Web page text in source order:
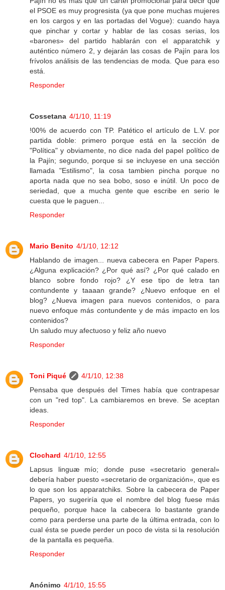
el PSOE es muy progresista (ya que pone muchas mujeres
en los cargos y en las portadas del Vogue): cuando haya
que pinchar y cortar y hablar de las cosas serias, los
«barones» del partido hablarán con el apparatchik y
auténtico número 2, y dejarán las cosas de Pajín para los
frívolos análisis de las tendencias de moda. Que para eso
está.
Responder
Cossetana 4/1/10, 11:19
!00% de acuerdo con TP. Patético el artículo de L.V. por
partida doble: primero porque está en la sección de
"Política" y obviamente, no dice nada del papel político de
la Pajín; segundo, porque si se incluyese en una sección
llamada "Estilismo", la cosa tambien pincha porque no
aporta nada que no sea bobo, soso e inútil. Un poco de
seriedad, que a mucha gente que escribe en serio le
cuesta que le paguen...
Responder
Mario Benito 4/1/10, 12:12
Hablando de imagen... nueva cabecera en Paper Papers.
¿Alguna explicación? ¿Por qué así? ¿Por qué calado en
blanco sobre fondo rojo? ¿Y ese tipo de letra tan
contundente y taaaan grande? ¿Nuevo enfoque en el
blog? ¿Nueva imagen para nuevos contenidos, o para
nuevo enfoque más contundente y de más impacto en los
contenidos?
Un saludo muy afectuoso y feliz año nuevo
Responder
Toni Piqué
4/1/10, 12:38
Pensaba que después del Times había que contrapesar
con un "red top". La cambiaremos en breve. Se aceptan
ideas.
Responder
Clochard 4/1/10, 12:55
Lapsus linguæ mío; donde puse «secretario general»
debería haber puesto «secretario de organización», que es
lo que son los apparatchiks. Sobre la cabecera de Paper
Papers, yo sugeriría que el nombre del blog fuese más
pequeño, porque hace la cabecera lo bastante grande
como para perderse una parte de la última entrada, con lo
cual ésta se puede perder un poco de vista si la resolución
de la pantalla es pequeña.
Responder
Anónimo 4/1/10, 15:55